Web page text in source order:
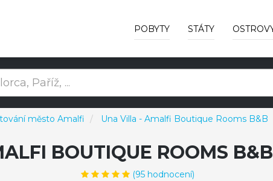
POBYTY STÁTY
město Amalfi Una Villa - Amalfi Boutique Rooms B&B
BOUTIQUE ROOMS
(95 hodnocení)